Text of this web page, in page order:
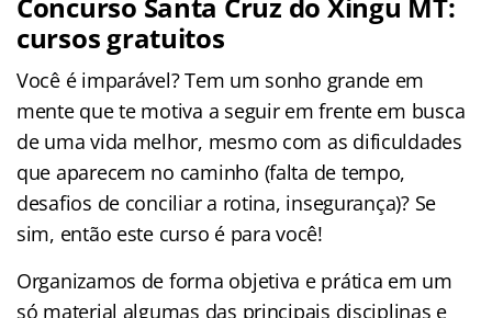
cursos gratuitos
Você é imparável? Tem um sonho grande em
mente que te motiva a seguir em frente em busca
de uma vida melhor, mesmo com as dificuldades
que aparecem no caminho (falta de tempo,
desafios de conciliar a rotina, insegurança)? Se
sim, então este curso é para você!
Organizamos de forma objetiva e prática em um
só material algumas das principais disciplinas e